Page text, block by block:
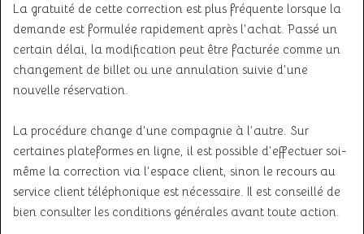
La gratuité de cette correction est plus fréquente lorsque la
demande est formulée rapidement après l’achat. Passé un
certain délai, la modification peut être facturée comme un
changement de billet ou une annulation suivie d’une
nouvelle réservation.
La procédure change d’une compagnie à l’autre. Sur
certaines plateformes en ligne, il est possible d’effectuer soi-
même la correction via l’espace client, sinon le recours au
service client téléphonique est nécessaire. Il est conseillé de
bien consulter les conditions générales avant toute action.